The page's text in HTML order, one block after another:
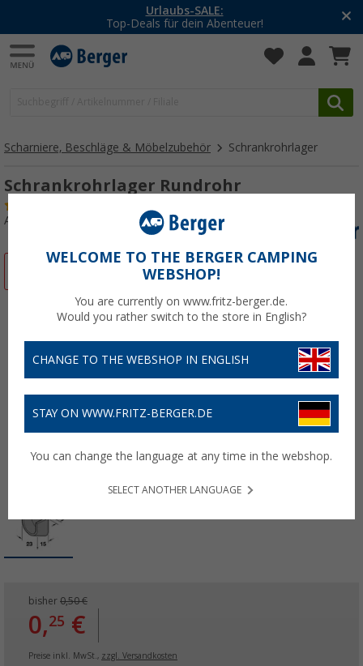
Urlaubs-SALE:
Top-Deals für dein Abenteuer!
Scharniere, Beschläge & Möbelzubehör Schrankrohrlager
Schrankrohrlager Rundrohr
Art.-Nr.: 133850
bisher 0,50 €
0,25 €
Preise inkl. MwSt., zzgl. Versandkosten
WELCOME TO THE BERGER CAMPING
WEBSHOP!
You are currently on www.fritz-berger.de.
Would you rather switch to the store in English?
CHANGE TO THE WEBSHOP IN ENGLISH
STAY ON WWW.FRITZ-BERGER.DE
You can change the language at any time in the webshop.
SELECT ANOTHER LANGUAGE